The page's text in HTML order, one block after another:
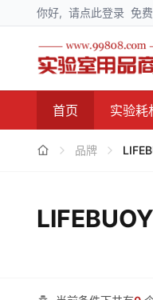
你好, 请点此登录 免
首页 实验耗
品牌